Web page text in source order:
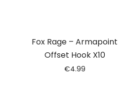
Fox Rage – Armapoint
Offset Hook X10
€4.99